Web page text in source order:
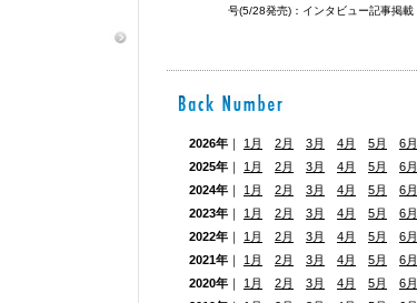
号(5/28発売)：インタビュー記事掲載
2026年 ｜ 1月 2月 3月 4月 5月 6月
2025年 ｜ 1月 2月 3月 4月 5月 6月
2024年 ｜ 1月 2月 3月 4月 5月 6月
2023年 ｜ 1月 2月 3月 4月 5月 6月
2022年 ｜ 1月 2月 3月 4月 5月 6月
2021年 ｜ 1月 2月 3月 4月 5月 6月
2020年 ｜ 1月 2月 3月 4月 5月 6月